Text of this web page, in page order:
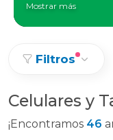
Mostrar más
Filtros
Celulares y
¡Encontramos 46